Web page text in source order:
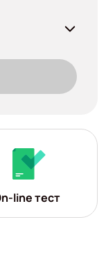
line тест